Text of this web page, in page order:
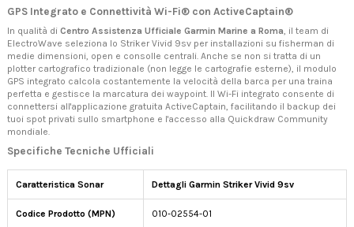
GPS Integrato e Connettività Wi-Fi® con ActiveCaptain®
In qualità di Centro Assistenza Ufficiale Garmin Marine a Roma, il team di
ElectroWave seleziona lo Striker Vivid 9sv per installazioni su fisherman di
medie dimensioni, open e consolle centrali. Anche se non si tratta di un
plotter cartografico tradizionale (non legge le cartografie esterne), il modulo
GPS integrato calcola costantemente la velocità della barca per una traina
perfetta e gestisce la marcatura dei waypoint. Il Wi-Fi integrato consente di
connettersi all'applicazione gratuita ActiveCaptain, facilitando il backup dei
tuoi spot privati sullo smartphone e l'accesso alla Quickdraw Community
mondiale.
Specifiche Tecniche Ufficiali
Caratteristica Sonar Dettagli Garmin Striker Vivid 9sv
Codice Prodotto (MPN) 010-02554-01